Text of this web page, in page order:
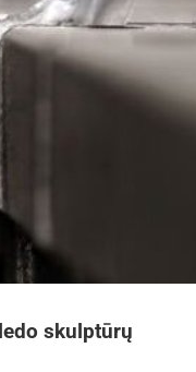
skulptūrų